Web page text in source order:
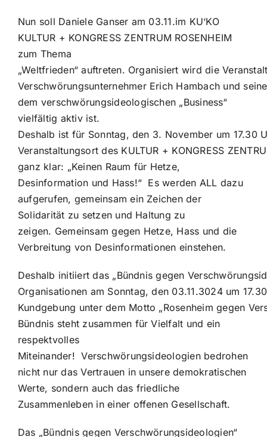
Nun soll Daniele Ganser am 03.11.im KU‘KO
KULTUR + KONGRESS ZENTRUM ROSENHEIM
zum Thema
„Weltfrieden“ auftreten. Organisiert wird die
Verschwörungsunternehmer Erich Hambach und
dem verschwörungsideologischen „Business“
vielfältig aktiv ist.
Deshalb ist für Sonntag, den 3. November um 17.30
Veranstaltungsort des KULTUR + KONGRESS
ganz klar: „Keinen Raum für Hetze,
Desinformation und Hass!“ Es werden ALL dazu
aufgerufen, gemeinsam ein Zeichen der
Solidarität zu setzen und Haltung zu
zeigen. Gemeinsam gegen Hetze, Hass und die
Verbreitung von Desinformationen einstehen.
Deshalb initiiert das „Bündnis gegen
Organisationen am Sonntag, den 03.11.3024 um
Kundgebung unter dem Motto „Rosenheim gegen
Bündnis steht zusammen für Vielfalt und ein
respektvolles
Miteinander! Verschwörungsideologien bedrohen
nicht nur das Vertrauen in unsere demokratischen
Werte, sondern auch das friedliche
Zusammenleben in einer offenen Gesellschaft.
Das „Bündnis gegen Verschwörungsideologien“